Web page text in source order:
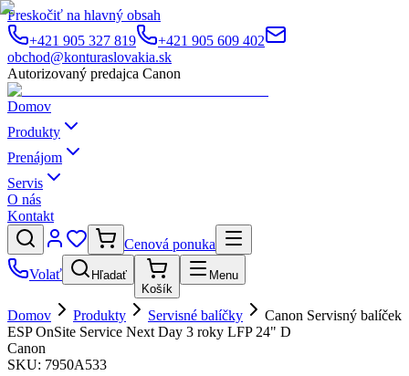
Preskočiť na hlavný obsah
+421 905 327 819
+421 905 609 402
obchod@konturaslovakia.sk
Autorizovaný predajca Canon
Domov
Produkty
Prenájom
Servis
O nás
Kontakt
Cenová ponuka
Volať
Hľadať
Košík
Menu
Domov Produkty Servisné balíčky
Canon Servisný balíček
ESP OnSite Service Next Day 3 roky LFP 24" D
Canon
SKU: 7950A533